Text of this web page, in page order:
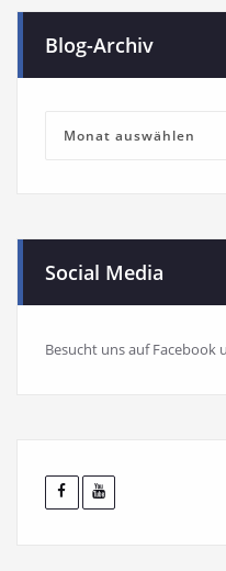
Blog-Archiv
Archiv
Social Media
Besucht uns auf Facebook